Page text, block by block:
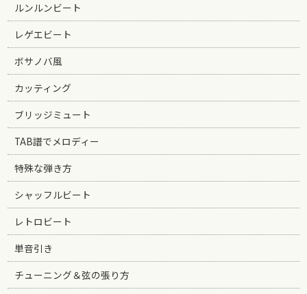
ルンルンビート
レゲエビート
ボサノバ風
カッティング
ブリッジミュート
TAB譜でメロディー
特殊な弾き方
シャッフルビート
レトロビート
単音引き
チューニング＆弦の張り方